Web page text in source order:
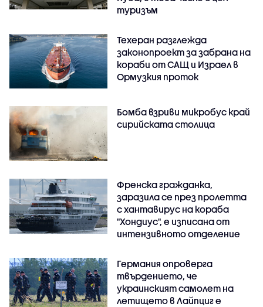
туризъм
Техеран разглежда
законопроект за забрана на
кораби от САЩ и Израел в
Ормузкия проток
Бомба взриви микробус край
сирийската столица
Френска гражданка,
заразила се през пролетта
с хантавирус на кораба
"Хондиус", е изписана от
интензивното отделение
Германия опроверга
твърдението, че
украинският самолет на
летището в Лайпциг е